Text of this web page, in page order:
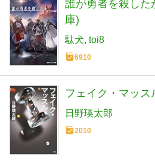
誰が勇者を殺した
庫)
駄犬 toi8
6910
フェイク・マッス
日野瑛太郎
2010